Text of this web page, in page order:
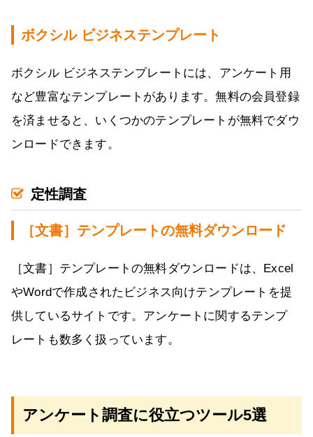
ボクシル ビジネステンプレート
ボクシル ビジネステンプレートには、アンケート用
など豊富なテンプレートがあります。無料の会員登録
を済ませると、いくつかのテンプレートが無料でダウ
ンロードできます。
定性調査
［文書］テンプレートの無料ダウンロード
［文書］テンプレートの無料ダウンロードは、Excel
やWordで作成されたビジネス向けテンプレートを提
供しているサイトです。アンケートに関するテンプ
レートも数多く扱っています。
アンケート調査に役立つツール5選